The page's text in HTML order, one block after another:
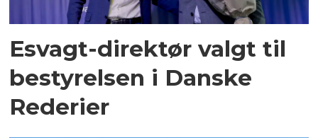
Esvagt-direktør valgt til
bestyrelsen i Danske
Rederier